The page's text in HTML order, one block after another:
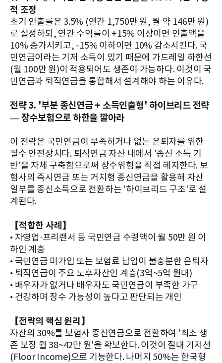
적 조정
초기 인출률은 3.5% (연간 1,750만 원, 월 약 146만 원)
로 설정하되, 연간 수익률이 +15% 이상이면 인출액을
10% 증가시키고, -15% 이하이면 10% 감소시킨다. 국
민연금이라는 기저 소득이 있기 때문에 가드레일 하한선
(월 100만 원)이 적용되어도 생존이 가능하다. 이것이 국
민연금과 퇴직연금을 통합해서 설계해야 하는 이유다.
전략 3. '부분 종신연금 + 소득인출형' 하이브리드 전략
— 장수보험으로 하한을 깔아라
이 전략은 국민연금이 부족하거나 없는 은퇴자를 위한
필수 안전장치다. 퇴직연금 자산 내에서 '종신 소득 기
반'을 자체 구축함으로써 장수위험을 직접 헤지한다. 보
험사의 즉시연금 또는 거치형 종신연금을 활용해 자산
일부를 종신소득으로 전환하는 '하이브리드 구조'로 설
계된다.
【적합한 사례】
• 자영업·프리랜서 등 국민연금 수령액이 월 50만 원 이
하인 계층
• 국민연금 미가입 또는 보험료 납입이 불충분한 은퇴자
• 퇴직연금이 주요 노후자산인 계층(3억~5억 원대)
• 배우자가 없거나 배우자도 국민연금이 부족한 가구
• 건강하며 장수 가능성이 높다고 판단되는 개인
【전략의 핵심 원리】
자산의 30%를 보험사 종신연금으로 전환하여 '최소 생
존 보장 월 38~42만 원'을 확보한다. 이것이 절대 기저선
(Floor Income)으로 기능한다. 나머지 50%는 한국형